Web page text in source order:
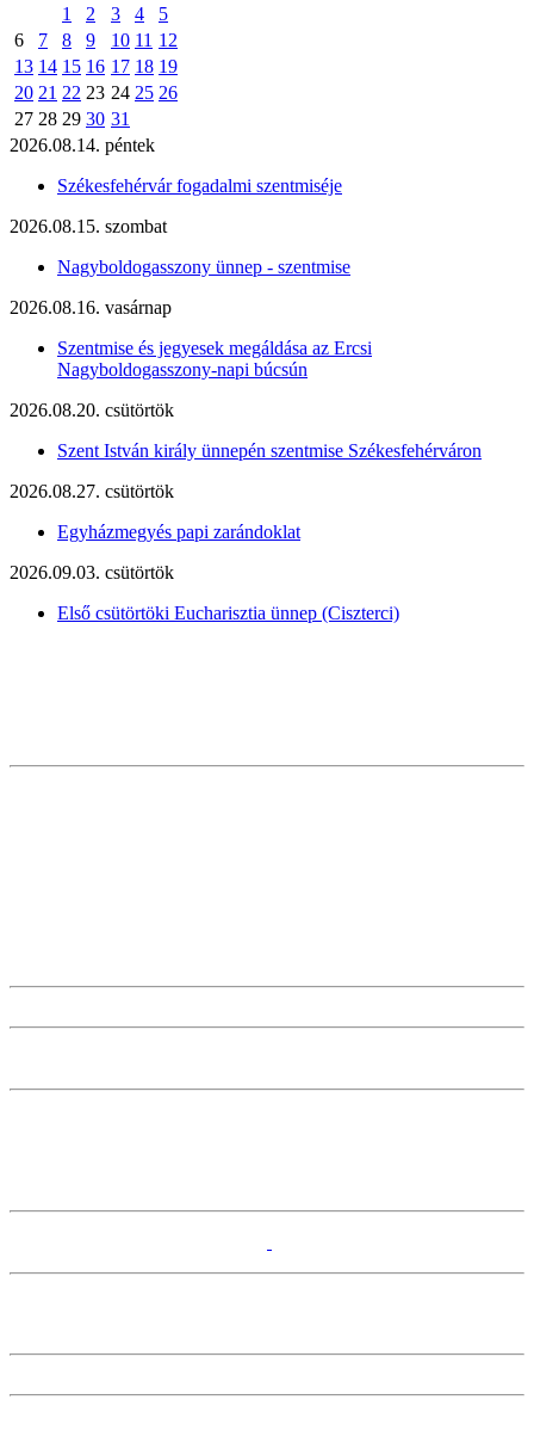
1
2 3 4
5
6
7 8 9 10 11 12
13 14 15 16 17 18 19
20 21 22 23 24 25 26
27 28 29 30 31
2026.08.14. péntek
Székesfehérvár fogadalmi szentmiséje
2026.08.15. szombat
Nagyboldogasszony ünnep - szentmise
2026.08.16. vasárnap
Szentmise és jegyesek megáldása az Ercsi
Nagyboldogasszony-napi búcsún
2026.08.20. csütörtök
Szent István király ünnepén szentmise Székesfehérváron
2026.08.27. csütörtök
Egyházmegyés papi zarándoklat
2026.09.03. csütörtök
Első csütörtöki Eucharisztia ünnep (Ciszterci)